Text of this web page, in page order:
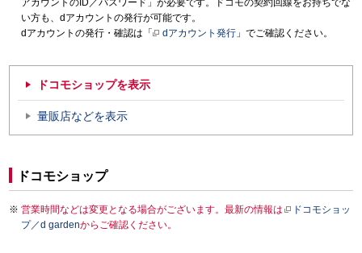
アカウントのID／パスワード」が必要です。ドコモの契約回線をお持ちでな
い方も、dアカウントの発行が可能です。
dアカウントの発行・確認は「
dアカウント発行 」でご確認ください。
ドコモショップを表示
量販店などを表示
ドコモショップ
営業時間などは変更となる場合がございます。最新の情報は
ドコモショッ
プ／d gardenからご確認ください。